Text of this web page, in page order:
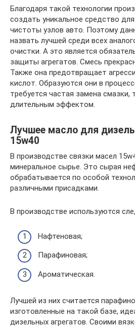
Благодаря такой технологии
создать уникальное средство
чистоты узлов авто. Поэтому
назвать лучшей среди всех
очистки. А это является
защиты агрегатов. Смесь
Также она предотвращает
кислот. Образуются они в
требуется частая замена смазки,
длительным эффектом.
Лучшее масло для
15w40
В производстве связки масел
минеральное сырье. Это сырая
обрабатывается по особой
различными присадками.
В производстве используются
Нафтеновая;
Парафиновая;
Ароматическая.
Лучшей из них считается
изготовленные на такой базе,
дизельных агрегатов. Своими